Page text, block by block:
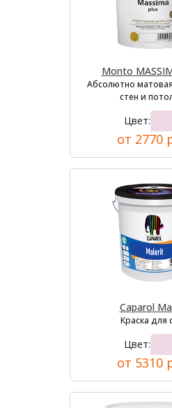
Monto
Абсолютно
стен и
Цвет:
от 2770
Caparol
Краска для
Цвет:
от 5310